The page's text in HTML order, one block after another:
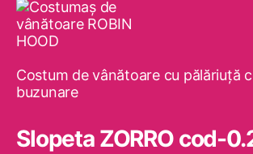
Costum de vânătoare cu pălăriuţă
buzunare
Slopeta ZORRO cod-